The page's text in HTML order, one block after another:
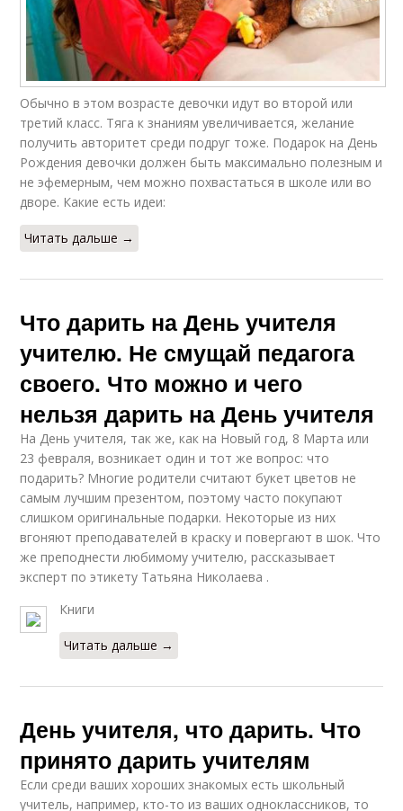
Обычно в этом возрасте девочки идут во второй или
третий класс. Тяга к знаниям увеличивается, желание
получить авторитет среди подруг тоже. Подарок на День
Рождения девочки должен быть максимально полезным и
не эфемерным, чем можно похвастаться в школе или во
дворе. Какие есть идеи:
Читать дальше →
Что дарить на День учителя
учителю. Не смущай педагога
своего. Что можно и чего
нельзя дарить на День учителя
На День учителя, так же, как на Новый год, 8 Марта или
23 февраля, возникает один и тот же вопрос: что
подарить? Многие родители считают букет цветов не
самым лучшим презентом, поэтому часто покупают
слишком оригинальные подарки. Некоторые из них
вгоняют преподавателей в краску и повергают в шок. Что
же преподнести любимому учителю, рассказывает
эксперт по этикету Татьяна Николаева .
Книги
Читать дальше →
День учителя, что дарить. Что
принято дарить учителям
Если среди ваших хороших знакомых есть школьный
учитель, например, кто-то из ваших одноклассников, то